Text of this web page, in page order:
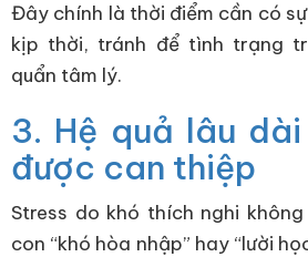
Đây chính là thời điểm cần có
kịp thời, tránh để tình trạng
quẩn tâm lý.
3. Hệ quả lâu
được can thiệp
Stress do khó thích nghi
con “khó hòa nhập” hay “lười